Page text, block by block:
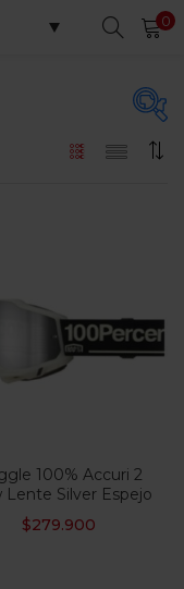
0
En oferta
Etiquetas
100% Accuri 2
Lente Silver Espejo
$279.900
REGISTER